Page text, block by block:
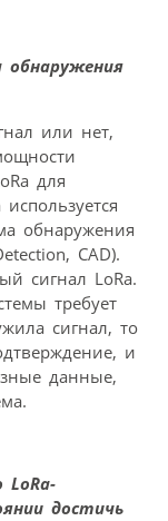
или нет,
для
обнаружения
CAD).
сигнал LoRa.
требует
сигнал, то
и
данные,
достичь